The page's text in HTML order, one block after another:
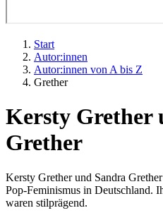
Start
Autor:innen
Autor:innen von A bis Z
Grether
Kersty Grether
Grether
Kersty Grether und Sandra
Pop-Feminismus in Deutschland.
waren stilprägend.